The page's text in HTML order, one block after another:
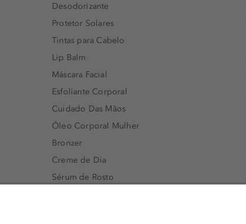
Desodorizante
Protetor Solares
Tintas para Cabelo
Lip Balm
Máscara Facial
Esfoliante Corporal
Cuidado Das Mãos
Óleo Corporal Mulher
Bronzer
Creme de Dia
Sérum de Rosto